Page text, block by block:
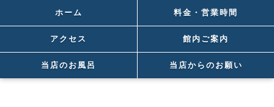
ホーム 料金・営業時間
アクセス 館内ご案内
当店のお風呂 当店からのお願い